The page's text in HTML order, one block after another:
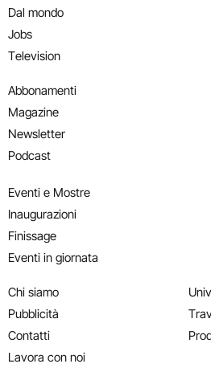
Dal mondo
Jobs
Television
Abbonamenti
Magazine
Newsletter
Podcast
Eventi e Mostre
Inaugurazioni
Finissage
Eventi in giornata
Chi siamo
Pubblicità
Contatti
Lavora con noi